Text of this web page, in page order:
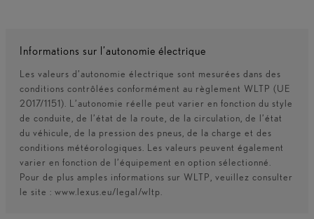
Informations sur l’autonomie électrique
Les valeurs d’autonomie électrique sont mesurées dans des
conditions contrôlées conformément au règlement WLTP (UE
2017/1151). L’autonomie réelle peut varier en fonction du style
de conduite, de l’état de la route, de la circulation, de l’état
du véhicule, de la pression des pneus, de la charge et des
conditions météorologiques. Les valeurs peuvent également
varier en fonction de l’équipement en option sélectionné.
Pour de plus amples informations sur WLTP, veuillez consulter
le site : www.lexus.eu/legal/wltp.